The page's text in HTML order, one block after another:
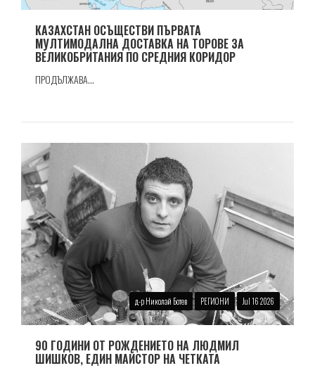
КАЗАХСТАН ОСЪЩЕСТВИ ПЪРВАТА
МУЛТИМОДАЛНА ДОСТАВКА НА ТОРОВЕ ЗА
ВЕЛИКОБРИТАНИЯ ПО СРЕДНИЯ КОРИДОР
ПРОДЪЛЖАВА...
д-р Николай Ботев РЕГИОНИ Jul 16 2026
90 ГОДИНИ ОТ РОЖДЕНИЕТО НА ЛЮДМИЛ
ШИШКОВ, ЕДИН МАЙСТОР НА ЧЕТКАТА